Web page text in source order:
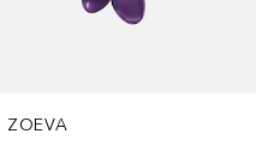
ZOEVA